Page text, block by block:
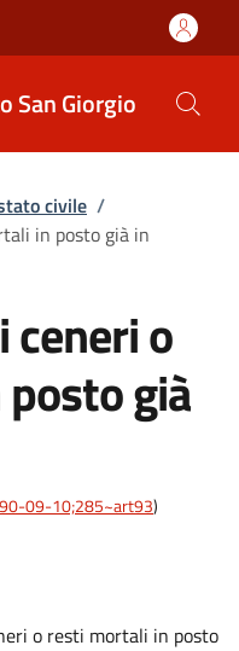
San Giorgio
civile /
in posto già in
ceneri o
già
09-10;285~art93)
o resti mortali in posto